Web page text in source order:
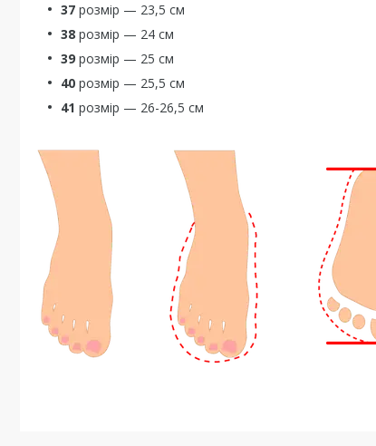
37 розмір — 23,5 см
38 розмір — 24 см
39 розмір — 25 см
40 розмір — 25,5 см
41 розмір — 26-26,5 см